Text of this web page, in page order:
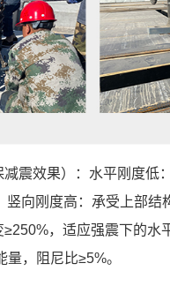
震效果）：水平刚度低
竖向刚度高：承受上部
，适应强震下的水
，阻尼比≥5%。